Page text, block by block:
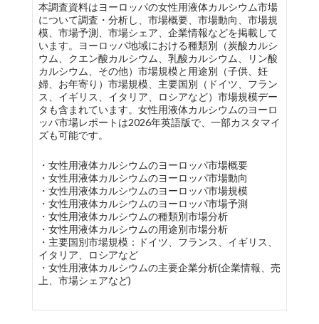
本調査資料はヨーロッパの女性用液体カルシウム市場
について調査・分析し、市場概要、市場動向、市場規
模、市場予測、市場シェア、企業情報などを掲載して
います。ヨーロッパ地域における種類別（炭酸カルシ
ウム、クエン酸カルシウム、乳酸カルシウム、リン酸
カルシウム、その他）市場規模と用途別（子供、妊
婦、お年寄り）市場規模、主要国別（ドイツ、フラン
ス、イギリス、イタリア、ロシアなど）市場規模デー
タも含まれています。女性用液体カルシウムのヨーロ
ッパ市場レポートは2026年英語版で、一部カスタマイ
ズも可能です。
・女性用液体カルシウムのヨーロッパ市場概要
・女性用液体カルシウムのヨーロッパ市場動向
・女性用液体カルシウムのヨーロッパ市場規模
・女性用液体カルシウムのヨーロッパ市場予測
・女性用液体カルシウムの種類別市場分析
・女性用液体カルシウムの用途別市場分析
・主要国別市場規模：ドイツ、フランス、イギリス、
イタリア、ロシアなど
・女性用液体カルシウムの主要企業分析(企業情報、売
上、市場シェアなど)